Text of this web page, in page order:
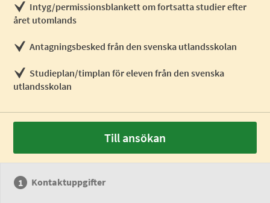
Intyg/permissionsblankett om fortsatta studier efter
året utomlands
Antagningsbesked från den svenska utlandsskolan
Studieplan/timplan för eleven från den svenska
utlandsskolan
Till ansökan
Kontaktuppgifter